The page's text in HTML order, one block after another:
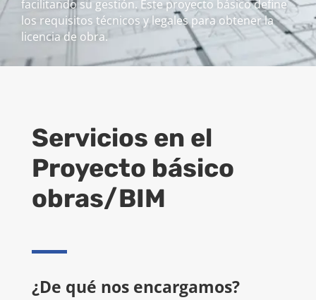
facilitando su gestión. Este proyecto básico define
los requisitos técnicos y legales para obtener la
licencia de obra.
Servicios en el
Proyecto básico
obras/BIM
¿De qué nos encargamos?